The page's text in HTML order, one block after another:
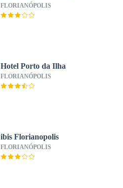
FLORIANÓPOLIS
Hotel Porto da Ilha
FLORIANÓPOLIS
ibis Florianopolis
FLORIANÓPOLIS